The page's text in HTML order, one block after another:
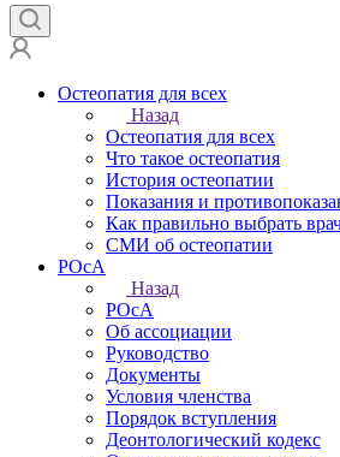
Остеопатия для всех
Назад
Остеопатия для всех
Что такое остеопатия
История остеопатии
Показания и
Как правильно выбрать
СМИ об остеопатии
РОсА
Назад
РОсА
Об ассоциации
Руководство
Документы
Условия членства
Порядок вступления
Деонтологический кодекс